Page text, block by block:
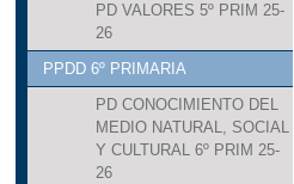
PD VALORES 5º PRIM 25-
26
PPDD 6º PRIMARIA
PD CONOCIMIENTO DEL
MEDIO NATURAL, SOCIAL
Y CULTURAL 6º PRIM 25-
26